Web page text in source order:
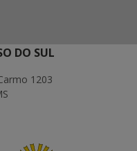
DO SUL
1203